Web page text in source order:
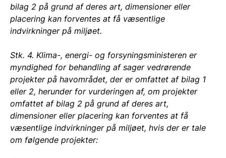
bilag 2 på grund af deres art, dimensioner eller
placering kan forventes at få væsentlige
indvirkninger på miljøet.
Stk. 4. Klima-, energi- og forsyningsministeren er
myndighed for behandling af sager vedrørende
projekter på havområdet, der er omfattet af bilag 1
eller 2, herunder for vurderingen af, om projekter
omfattet af bilag 2 på grund af deres art,
dimensioner eller placering kan forventes at få
væsentlige indvirkninger på miljøet, hvis der er tale
om følgende projekter: